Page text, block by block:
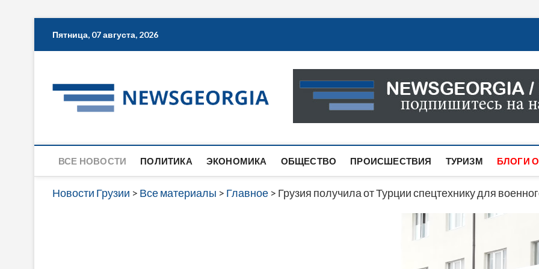
Пятница, 07 августа, 2026
Новости Грузии
САМАЯ АКТУАЛЬНАЯ ИНФОРМАЦИЯ О СОБЫТИЯХ
САЙТЕ ВЫ НАЙДЕТЕ НОВОСТИ ПОЛИТИКИ,
ВСЕ НОВОСТИ ПОЛИТИКА ЭКОНОМИКА ОБЩЕСТВО ПРОИСШЕСТВИЯ ТУРИЗМ БЛОГИ
Новости Грузии > Все материалы > Главное > Грузия получила от Турции спецтехнику для